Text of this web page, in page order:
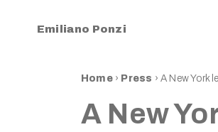
Emiliano Ponzi
Home› Press ›A New York
A New